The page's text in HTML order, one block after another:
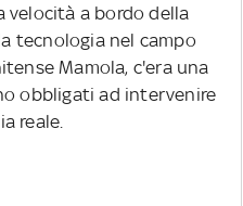
velocità a bordo della
tecnologia nel campo
Mamola, c'era una
obbligati ad intervenire
reale.